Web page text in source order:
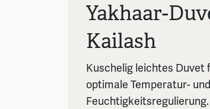
Yakhaar-
Kailash
Kuschelig leichtes Duvet
optimale Temperatur- und
Feuchtigkeitsregulierung.